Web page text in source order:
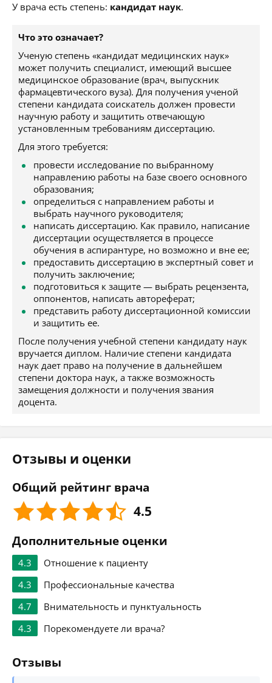
У врача есть степень: кандидат наук.
Что это означает?
Ученую степень «кандидат медицинских наук»
может получить специалист, имеющий высшее
медицинское образование (врач, выпускник
фармацевтического вуза). Для получения ученой
степени кандидата соискатель должен провести
научную работу и защитить отвечающую
установленным требованиям диссертацию.
Для этого требуется:
провести исследование по выбранному
направлению работы на базе своего основного
образования;
определиться с направлением работы и
выбрать научного руководителя;
написать диссертацию. Как правило, написание
диссертации осуществляется в процессе
обучения в аспирантуре, но возможно и вне ее;
предоставить диссертацию в экспертный совет и
получить заключение;
подготовиться к защите — выбрать рецензента,
оппонентов, написать автореферат;
представить работу диссертационной комиссии
и защитить ее.
После получения учебной степени кандидату наук
вручается диплом. Наличие степени кандидата
наук дает право на получение в дальнейшем
степени доктора наук, а также возможность
замещения должности и получения звания
доцента.
Отзывы и оценки
Общий рейтинг врача
4.5
Дополнительные оценки
4.3
Отношение к пациенту
4.3
Профессиональные качества
4.7
Внимательность и пунктуальность
4.3
Порекомендуете ли врача?
Отзывы